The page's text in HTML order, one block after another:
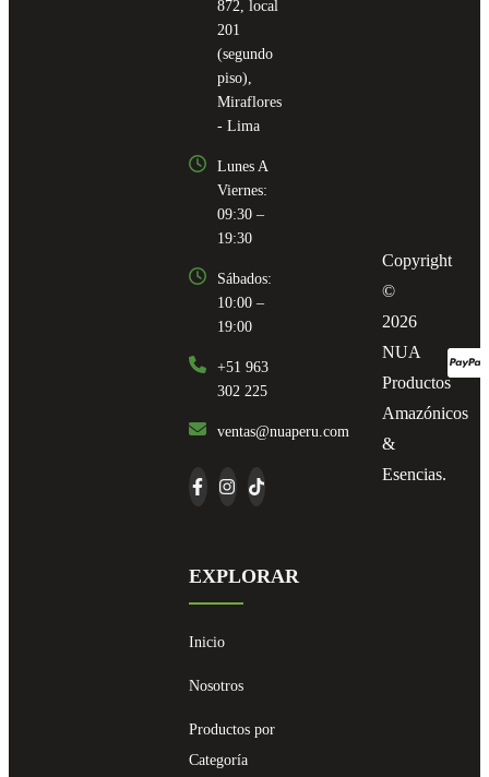
872, local
201
(segundo
piso),
Miraflores
- Lima
Lunes A
Viernes:
09:30 –
19:30
Sábados:
10:00 –
19:00
+51 963
302 225
ventas@nuaperu.com
EXPLORAR
Inicio
Nosotros
Productos por
Categoría
Copyright
©
2026
NUA
Productos
Amazónicos
&
Esencias.